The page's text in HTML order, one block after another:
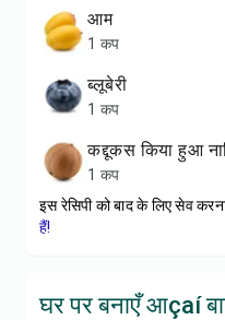
आम
1 कप
ब्लूबेरी
1 कप
कद्दूकस किया हुआ
1 कप
इस रेसिपी को बाद के लिए सेव
हैं!
घर पर बनाएँ आçaí